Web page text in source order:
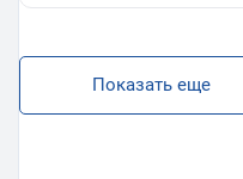
Показать еще